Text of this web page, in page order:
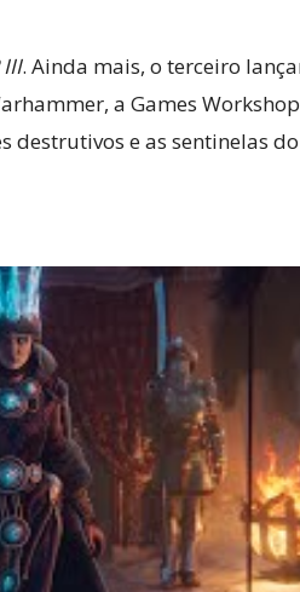
III. Ainda mais, o terceiro
a Games
destrutivos e as sentinelas